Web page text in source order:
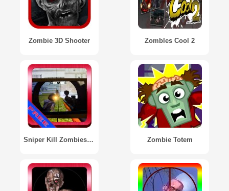
Zombie 3D Shooter Zombles Cool 2
Sniper Kill Zombies 3D Shooter Zombie Totem